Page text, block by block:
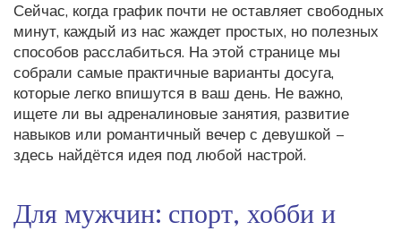
Сейчас, когда график почти не оставляет свободных
минут, каждый из нас жаждет простых, но полезных
способов расслабиться. На этой странице мы
собрали самые практичные варианты досуга,
которые легко впишутся в ваш день. Не важно,
ищете ли вы адреналиновые занятия, развитие
навыков или романтичный вечер с девушкой –
здесь найдётся идея под любой настрой.
Для мужчин: спорт, хобби и